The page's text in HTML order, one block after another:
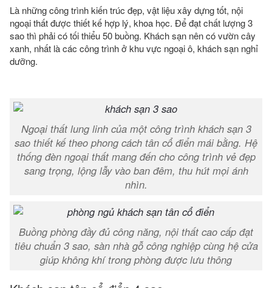
Là những công trình kiến trúc đẹp, vật liệu xây dựng tốt, nội
ngoại thất được thiết kế hợp lý, khoa học. Để đạt chất lượng 3
sao thì phải có tối thiểu 50 buồng. Khách sạn nên có vườn cây
xanh, nhất là các công trình ở khu vực ngoại ô, khách sạn nghỉ
dưỡng.
Ngoại thất lung linh của một công trình khách sạn 3
sao thiết kế theo phong cách tân cổ điển mái bằng. Hệ
thống đèn ngoại thất mang đến cho công trình vẻ đẹp
sang trọng, lộng lẫy vào ban đêm, thu hút mọi ánh
nhìn.
Buồng phòng đầy đủ công năng, nội thất cao cấp đạt
tiêu chuẩn 3 sao, sàn nhà gỗ công nghiệp cùng hệ cửa
giúp không khí trong phòng được lưu thông